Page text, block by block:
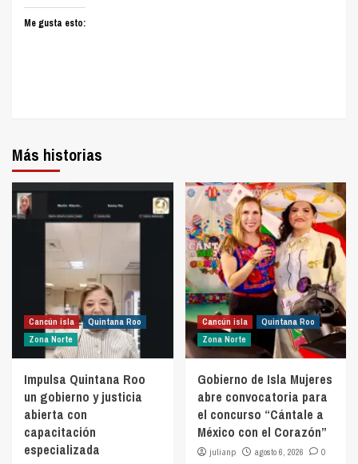
Me gusta esto:
Más historias
Cancún isla
Quintana Roo
Zona Norte
Impulsa Quintana Roo
un gobierno y justicia
abierta con
capacitación
especializada
Cancún isla
Quintana Roo
Zona Norte
Gobierno de Isla Mujeres
abre convocatoria para
el concurso “Cántale a
México con el Corazón”
julianp agosto 6, 2026 0